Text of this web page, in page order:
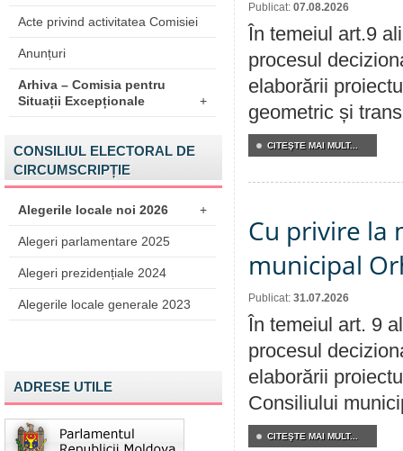
Acte privind activitatea Comisiei
Anunțuri
Arhiva – Comisia pentru
Situații Excepționale
+
CONSILIUL ELECTORAL DE
CIRCUMSCRIPȚIE
Alegerile locale noi 2026 +
Alegeri parlamentare 2025
Alegeri prezidențiale 2024
Alegerile locale generale 2023
ADRESE UTILE
Publicat: 07.08.2026
În temeiul art.9
procesul
elaborării
geometric și
CITEŞTE MAI MULT...
Cu privire la
municipal
Publicat: 31.07.2026
În temeiul art. 9
procesul
elaborării
Consiliului
CITEŞTE MAI MULT...